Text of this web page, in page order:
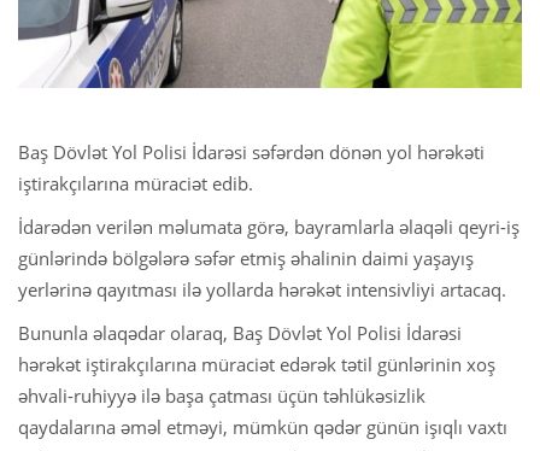
Baş Dövlət Yol Polisi İdarəsi səfərdən dönən yol hərəkəti
iştirakçılarına müraciət edib.
İdarədən verilən məlumata görə, bayramlarla əlaqəli qeyri-iş
günlərində bölgələrə səfər etmiş əhalinin daimi yaşayış
yerlərinə qayıtması ilə yollarda hərəkət intensivliyi artacaq.
Bununla əlaqədar olaraq, Baş Dövlət Yol Polisi İdarəsi
hərəkət iştirakçılarına müraciət edərək tətil günlərinin xoş
əhvali-ruhiyyə ilə başa çatması üçün təhlükəsizlik
qaydalarına əməl etməyi, mümkün qədər günün işıqlı vaxtı